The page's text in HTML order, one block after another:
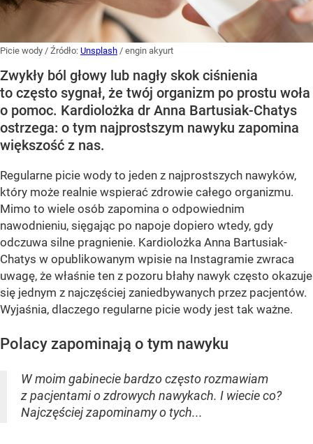
Picie wody / Źródło: Unsplash / engin akyurt
Zwykły ból głowy lub nagły skok ciśnienia
to często sygnał, że twój organizm po prostu woła
o pomoc. Kardiolożka dr Anna Bartusiak-Chatys
ostrzega: o tym najprostszym nawyku zapomina
większość z nas.
Regularne picie wody to jeden z najprostszych nawyków,
który może realnie wspierać zdrowie całego organizmu.
Mimo to wiele osób zapomina o odpowiednim
nawodnieniu, sięgając po napoje dopiero wtedy, gdy
odczuwa silne pragnienie. Kardiolożka Anna Bartusiak-
Chatys w opublikowanym wpisie na Instagramie zwraca
uwagę, że właśnie ten z pozoru błahy nawyk często okazuje
się jednym z najczęściej zaniedbywanych przez pacjentów.
Wyjaśnia, dlaczego regularne picie wody jest tak ważne.
Polacy zapominają o tym nawyku
W moim gabinecie bardzo często rozmawiam
z pacjentami o zdrowych nawykach. I wiecie co?
Najczęściej zapominamy o tych...